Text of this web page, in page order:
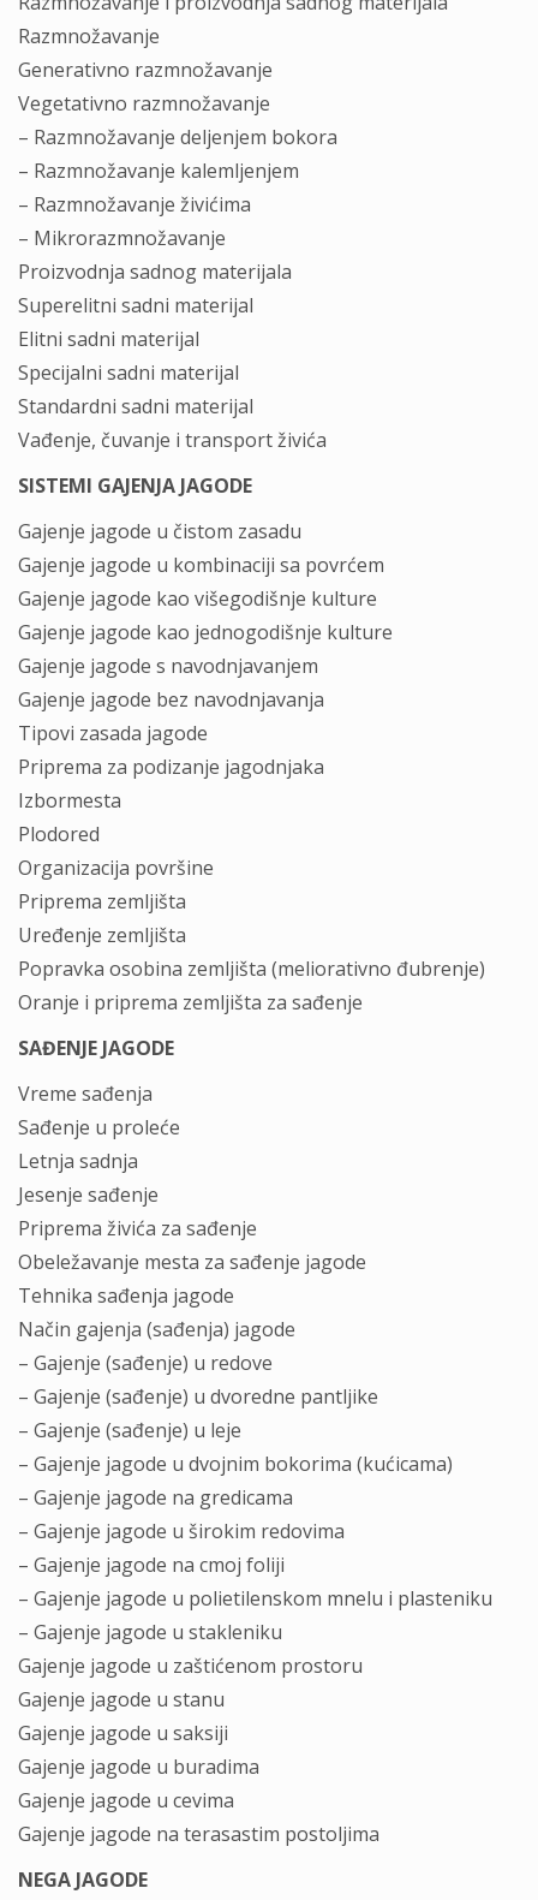
Razmnožavanje
Generativno razmnožavanje
Vegetativno razmnožavanje
– Razmnožavanje deljenjem bokora
– Razmnožavanje kalemljenjem
– Razmnožavanje živićima
– Mikrorazmnožavanje
Proizvodnja sadnog materijala
Superelitni sadni materijal
Elitni sadni materijal
Specijalni sadni materijal
Standardni sadni materijal
Vađenje, čuvanje i transport živića
SISTEMI GAJENJA JAGODE
Gajenje jagode u čistom zasadu
Gajenje jagode u kombinaciji sa povrćem
Gajenje jagode kao višegodišnje kulture
Gajenje jagode kao jednogodišnje kulture
Gajenje jagode s navodnjavanjem
Gajenje jagode bez navodnjavanja
Tipovi zasada jagode
Priprema za podizanje jagodnjaka
Izbormesta
Plodored
Organizacija površine
Priprema zemljišta
Uređenje zemljišta
Popravka osobina zemljišta (meliorativno đubrenje)
Oranje i priprema zemljišta za sađenje
SAĐENJE JAGODE
Vreme sađenja
Sađenje u proleće
Letnja sadnja
Jesenje sađenje
Priprema živića za sađenje
Obeležavanje mesta za sađenje jagode
Tehnika sađenja jagode
Način gajenja (sađenja) jagode
– Gajenje (sađenje) u redove
– Gajenje (sađenje) u dvoredne pantljike
– Gajenje (sađenje) u leje
– Gajenje jagode u dvojnim bokorima (kućicama)
– Gajenje jagode na gredicama
– Gajenje jagode u širokim redovima
– Gajenje jagode na cmoj foliji
– Gajenje jagode u polietilenskom mnelu i plasteniku
– Gajenje jagode u stakleniku
Gajenje jagode u zaštićenom prostoru
Gajenje jagode u stanu
Gajenje jagode u saksiji
Gajenje jagode u buradima
Gajenje jagode u cevima
Gajenje jagode na terasastim postoljima
NEGA JAGODE